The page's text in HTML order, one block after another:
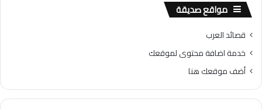
مواقع صديقة
قصائد العرب
خدمة اضافة محتوى لموقعك
أضف موقعك هنا